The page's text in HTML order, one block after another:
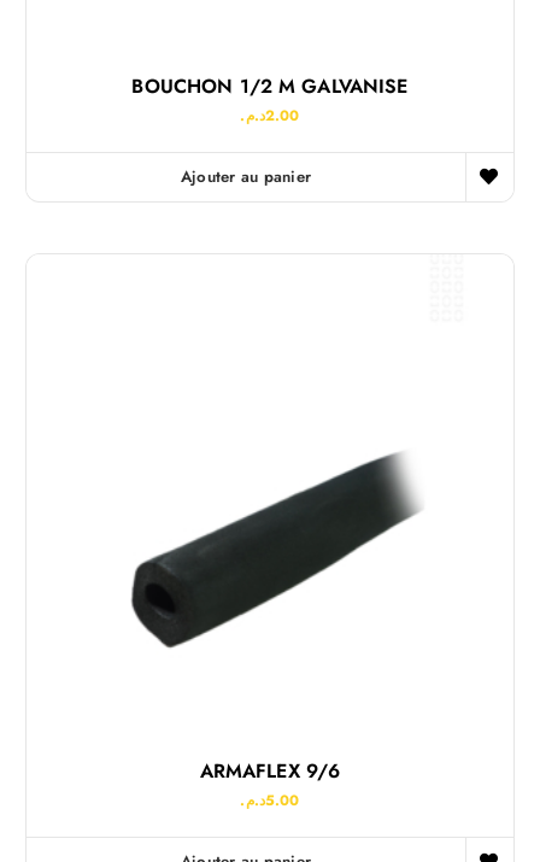
BOUCHON 1/2 M GALVANISE
2.00د.م.
Ajouter au panier
ARMAFLEX 9/6
5.00د.م.